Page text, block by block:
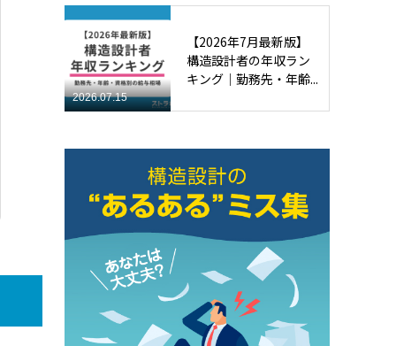
2026.07.15
【2026年7月最新版】
構造設計者の年収ラン
キング｜勤務先・年齢...